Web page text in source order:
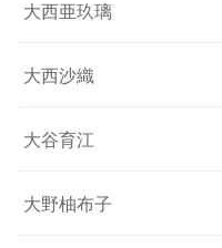
大西亜玖璃
大西沙織
大谷育江
大野柚布子